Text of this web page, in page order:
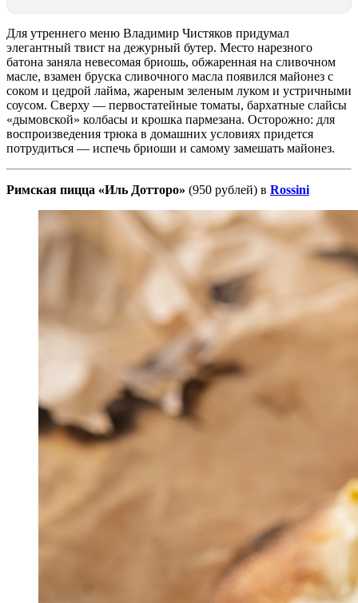
Для утреннего меню Владимир Чистяков придумал
элегантный твист на дежурный бутер. Место нарезного
батона заняла невесомая бриошь, обжаренная на сливочном
масле, взамен бруска сливочного масла появился майонез с
соком и цедрой лайма, жареным зеленым луком и устричными
соусом. Сверху — первостатейные томаты, бархатные слайсы
«дымовской» колбасы и крошка пармезана. Осторожно: для
воспроизведения трюка в домашних условиях придется
потрудиться — испечь бриоши и самому замешать майонез.
Римская пицца «Иль Дотторо» (950 рублей) в Rossini